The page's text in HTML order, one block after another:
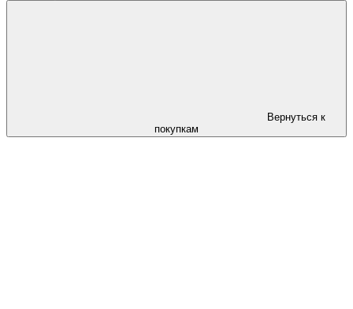
Вернуться к
покупкам